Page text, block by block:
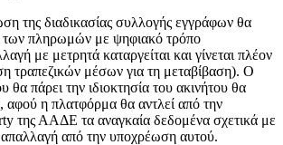
της διαδικασίας συλλογής εγγράφων θα
των πληρωμών με ψηφιακό τρόπο
με μετρητά καταργείται και γίνεται πλέον
τραπεζικών μέσων για τη μεταβίβαση). Ο
θα πάρει την ιδιοκτησία του ακινήτου θα
αφού η πλατφόρμα θα αντλεί από την
της ΑΑΔΕ τα αναγκαία δεδομένα σχετικά με
από την υποχρέωση αυτού.